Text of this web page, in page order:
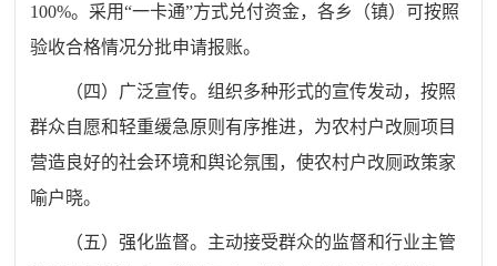
100%。采用“一卡通”方式兑付资金，各乡（镇）可按照
验收合格情况分批申请报账。
（四）广泛宣传。组织多种形式的宣传发动，按照
群众自愿和轻重缓急原则有序推进，为农村户改厕项目
营造良好的社会环境和舆论氛围，使农村户改厕政策家
喻户晓。
（五）强化监督。主动接受群众的监督和行业主管